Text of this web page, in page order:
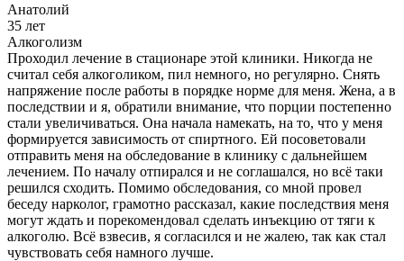
Анатолий
35 лет
Алкоголизм
Проходил лечение в стационаре этой клиники. Никогда не
считал себя алкоголиком, пил немного, но регулярно. Снять
напряжение после работы в порядке норме для меня. Жена, а в
последствии и я, обратили внимание, что порции постепенно
стали увеличиваться. Она начала намекать, на то, что у меня
формируется зависимость от спиртного. Ей посоветовали
отправить меня на обследование в клинику с дальнейшем
лечением. По началу отпирался и не соглашался, но всё таки
решился сходить. Помимо обследования, со мной провел
беседу нарколог, грамотно рассказал, какие последствия меня
могут ждать и порекомендовал сделать инъекцию от тяги к
алкоголю. Всё взвесив, я согласился и не жалею, так как стал
чувствовать себя намного лучше.